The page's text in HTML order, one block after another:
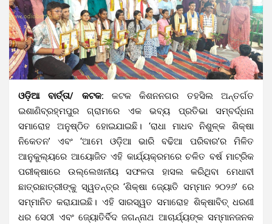
ଓଡ଼ିଆ ବାର୍ତ୍ତା/ କଟକ: କଟକ କିଶନନଗର ତହସିଲ ଅନ୍ତର୍ଗତ
ଇଶାଣିବ୍ରହ୍ମପୁର ଗ୍ରାମରେ ଏକ ଭବ୍ୟ ପ୍ରତିଭା ସମ୍ବର୍ଦ୍ଧନା
ସମାରୋହ ଅନୁଷ୍ଠିତ ହୋଇଯାଇଛି। ‘ରାଧା ମାଧବ ନିଶୁଳ୍କ ଶିକ୍ଷା
ନିକେତନ’ ଏବଂ ‘ଆମେ ଓଡ଼ିଆ ଭାରି ବଢିଆ ପରିବାର’ର ମିଳିତ
ଆନୁକୁଲ୍ୟରେ ଆୟୋଜିତ ଏହି କାର୍ଯ୍ୟକ୍ରମରେ ଚଳିତ ବର୍ଷ ମାଟ୍ରିକ
ପରୀକ୍ଷାରେ ଉଲ୍ଲେଖନୀୟ ସଫଳତା ହାସଲ କରିଥିବା ମେଧାବୀ
ଛାତ୍ରଛାତ୍ରୀଙ୍କୁ ସ୍ୱତନ୍ତ୍ର ‘ଶିକ୍ଷା ଜ୍ୟୋତି ସମ୍ମାନ ୨୦୨୬’ ରେ
ସମ୍ମାନିତ କରାଯାଇଛି।‌ ଏହି ସାରସ୍ୱତ ସମାରୋହ ଶିକ୍ଷାବିତ୍ ଧରଣୀ
ଧର ସେଠୀ ଏବଂ ଜ୍ୟୋତିର୍ବିଦ ଜଗନ୍ନାଥ ଆଚାର୍ଯ୍ୟଙ୍କ ସମ୍ମାନଜନକ